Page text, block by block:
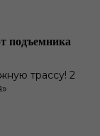
подъемника
трассу! 2